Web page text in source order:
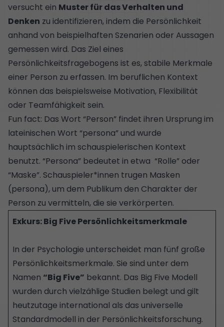
versucht ein Muster für das Verhalten und
Denken zu identifizieren, indem die Persönlichkeit
anhand von beispielhaften Szenarien oder Aussagen
gemessen wird. Das Ziel eines
Persönlichkeitsfragebogens ist es, stabile Merkmale
einer Person zu erfassen. Im beruflichen Kontext
können das beispielsweise Motivation, Flexibilität
oder Teamfähigkeit sein.
Fun fact: Das Wort “Person” findet ihren Ursprung im
lateinischen Wort “persona” und wurde
hauptsächlich im schauspielerischen Kontext
benutzt. “Persona” bedeutet in etwa “Rolle” oder
“Maske”. Schauspieler*innen trugen Masken
(persona), um dem Publikum den Charakter der
Person zu vermitteln, die sie verkörperten.
Exkurs: Big Five Persönlichkeitsmerkmale
In der Psychologie unterscheidet man fünf große
Persönlichkeitsmerkmale. Sie sind unter dem
Namen “Big Five” bekannt. Das Big Five Modell
wurden durch vielzählige Studien belegt und gilt
heutzutage international als das universelle
Standardmodell in der Persönlichkeitsforschung.